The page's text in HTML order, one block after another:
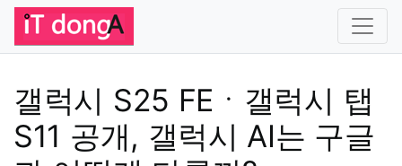
갤럭시 S25 FEㆍ갤럭시 탭
S11 공개, 갤럭시 AI는 구글